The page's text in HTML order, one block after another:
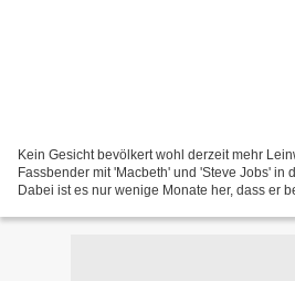
Kein Gesicht bevölkert wohl derzeit mehr
Fassbender mit 'Macbeth' und 'Steve Jobs' in
Dabei ist es nur wenige Monate her, dass er